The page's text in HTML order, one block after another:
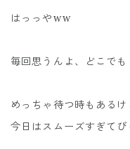
はっっやww
毎回思うんよ、どこで
めっちゃ待つ時もあるけ
今日はスムーズすぎて